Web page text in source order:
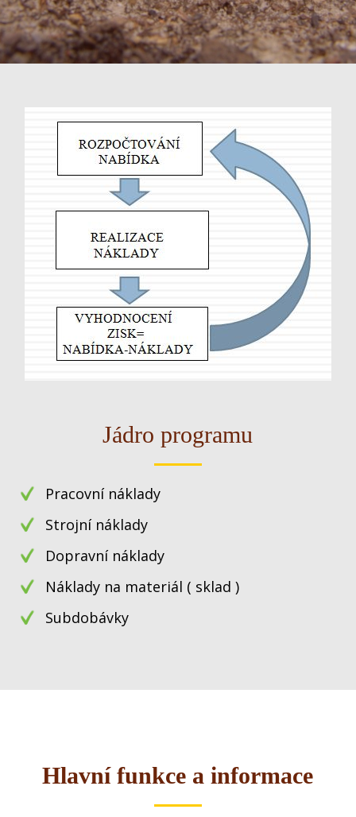
Jádro programu
Pracovní náklady
Strojní náklady
Dopravní náklady
Náklady na materiál ( sklad )
Subdobávky
Hlavní funkce a informace